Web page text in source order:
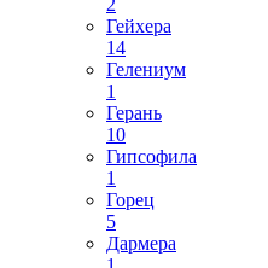
2
Гейхера
14
Гелениум
1
Герань
10
Гипсофила
1
Горец
5
Дармера